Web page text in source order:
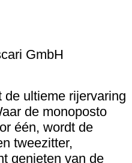
GmbH
ultieme rijervaring
de monoposto
één, wordt de
tweezitter,
genieten van de